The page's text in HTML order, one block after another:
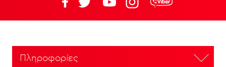
Πληροφορίες